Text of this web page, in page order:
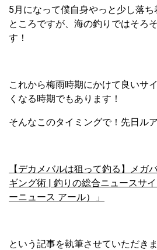
5月になって僕自身やっと少し落ち
ところですが、海の釣りではそろ
す！
これから梅雨時期にかけて良いサ
くなる時期でもあります！
そんなこのタイミングで！先日ル
【デカメバルは狙って釣る】メガ
ギング術 | 釣りの総合ニュースサ
ーニュース アール）」
という記事を執筆させていただき